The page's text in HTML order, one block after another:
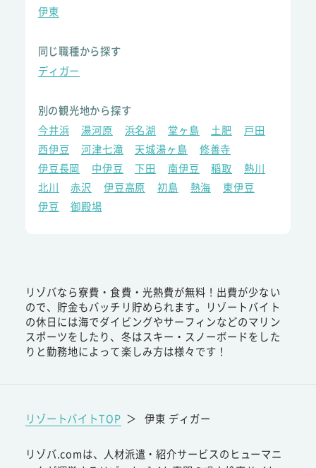
伊東
同じ職種から探す
ディガー
別の観光地から探す
今井浜
湯河原 浜名湖 堂ヶ島 土肥
戸田
西伊豆
河津七滝 天城湯ヶ島
修善寺
伊豆長岡
中伊豆 下田 南伊豆 稲取
熱川
北川
赤沢 伊豆高原 初島 熱海
東伊豆
伊豆
御殿場
リゾバなら寮費・食費・光熱費が無料！出費が少ない
ので、貯金もバッチリ貯められます。リゾートバイト
の休日には海でダイビングやサーフィンなどのマリン
スポーツをしたり、冬はスキー・スノーボードをした
りと勤務地によって楽しみ方は様々です！
リゾートバイトTOP ＞ 伊東 ディガー
リゾバ.comは、人材派遣・紹介サービスのヒューマニ